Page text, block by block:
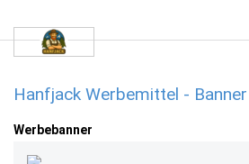
Hanfjack Werbemittel -
Werbebanner